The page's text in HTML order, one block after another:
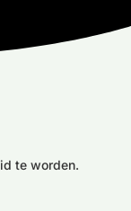
te worden.